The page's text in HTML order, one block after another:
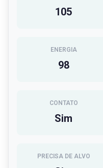
105
ENERGIA
98
CONTATO
Sim
PRECISA DE ALVO